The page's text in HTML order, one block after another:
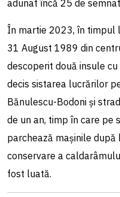
adunat încă 25 de
În martie 2023, în timpul
31 August 1989 din
descoperit două insule
decis sistarea lucrărilor
Bănulescu-Bodoni și
de un an, timp în care pe
parchează mașinile după
conservare a
fost luată.